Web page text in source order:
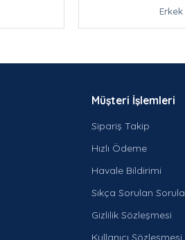
Erkek
Müşteri İşlemleri
Sipariş Takip
Hızlı Ödeme
Havale Bildirimi
Sıkça Sorulan
Gizlilik Sözleşmesi
Kullanıcı Sözleşmesi